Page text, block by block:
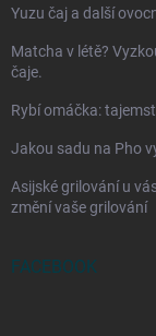
Yuzu čaj a další
Matcha v létě?
čaje.
Rybí omáčka:
Jakou sadu na Pho
Asijské grilování u
změní vaše grilování
FACEBOOK